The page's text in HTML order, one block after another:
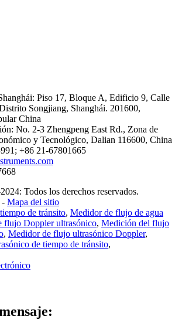
Piso 17, Bloque A, Edificio 9, Calle
Songjiang, Shanghái. 201600,
China
No. 2-3 Zhengpeng East Rd., Zona de
y Tecnológico, Dalian 116600, China
+86 21-67801665
Todos los derechos reservados.
- Mapa del sitio
de tránsito, Medidor de flujo de agua
flujo Doppler ultrasónico, Medición del flujo
, Medidor de flujo ultrasónico Doppler,
de tiempo de tránsito,